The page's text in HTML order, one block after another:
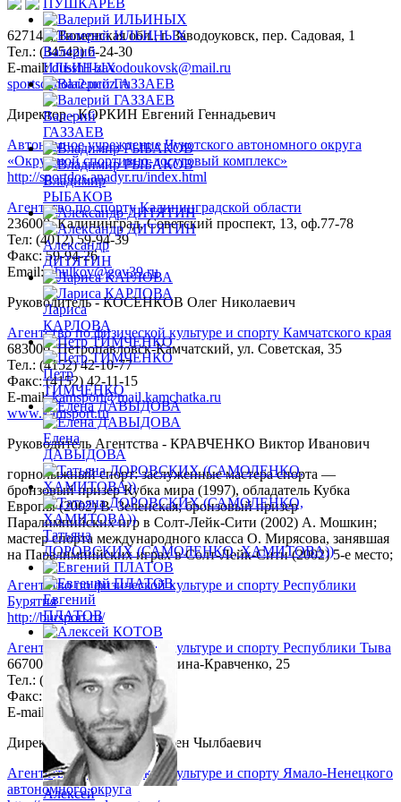
627140, Тюменская обл., г. Заводоуковск, пер. Садовая, 1
Тел.: (34542) 6-24-30
​E-mail:dussh1-zavodoukovsk@mail.ru
sportsckhola2.ucoz.ru
Директор - КОРКИН Евгений Геннадьевич
Автономное учреждение Чукотского автономного округа
«Окружной спортивно-досуговый комплекс»
http://sportdos.anadyr.ru/index.html
Агентство по спорту Калининградской области
236000, Калининград, Советский проспект, 13, оф.77-78
Тел: (4012) 59-94-39
Факс: 59-94-26
Email:ohulkov@gov39.ru
Руководитель - КОСЕНКОВ Олег Николаевич
Агентство по физической культуре и спорту Камчатского края
683000, Петропавловск-Камчатский, ул. Советская, 35
Тел.: (4152) 42-10-77
Факс: (4152) 42-11-15
E-mail:kamsport@mail.kamchatka.ru
www.kamsport.ru
Руководитель Агентства - КРАВЧЕНКО Виктор Иванович
горнолыжный спорт: заслуженные мастера спорта —
бронзовый призер Кубка мира (1997), обладатель Кубка
Европы (2002) В. Зеленская; бронзовый призер
Паралимпийских игр в Солт-Лейк-Сити (2002) А. Мошкин;
мастер спорта международного класса О. Мирясова, занявшая
на Паралимпийских играх в Солт-Лейк-Сити (2002) 5-е место;
Агентство по физической культуре и спорту Республики
Бурятия
http://bursport.ru/
Агентство по физической культуре и спорту Республики Тыва
667000, Кызыл, ул. Щетинкина-Кравченко, 25
Тел.: (39422) 2-06-64
Факс: 2-33-09
E-mail:
tuvasport@mail.ru
Директор - ООРЖАК Мерген Чылбаевич
Агентство по физической культуре и спорту Ямало-Ненецкого
автономного округа
ПУШКАРЕВ
Валерий
ИЛЬИНЫХ
Валерий
ГАЗЗАЕВ
Владимир
РЫБАКОВ
Александр
ДИТЯТИН
Лариса
КАРЛОВА
Петр
ТИМЧЕНКО
Елена
ДАВЫДОВА
Татьяна
ДОРОВСКИХ (САМОЛЕНКО, ХАМИТОВА))
Евгений
ПЛАТОВ
Алексей